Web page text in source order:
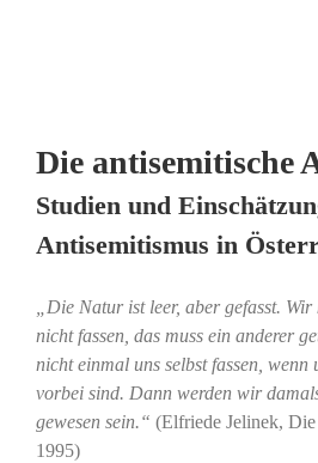
Die antisemitische
Studien und
Antisemitismus in
„Die Natur ist leer, aber gefasst.
nicht fassen, das muss ein anderer
nicht einmal uns selbst fassen, wenn
vorbei sind. Dann werden wir
gewesen sein.“ (Elfriede Jelinek,
1995)